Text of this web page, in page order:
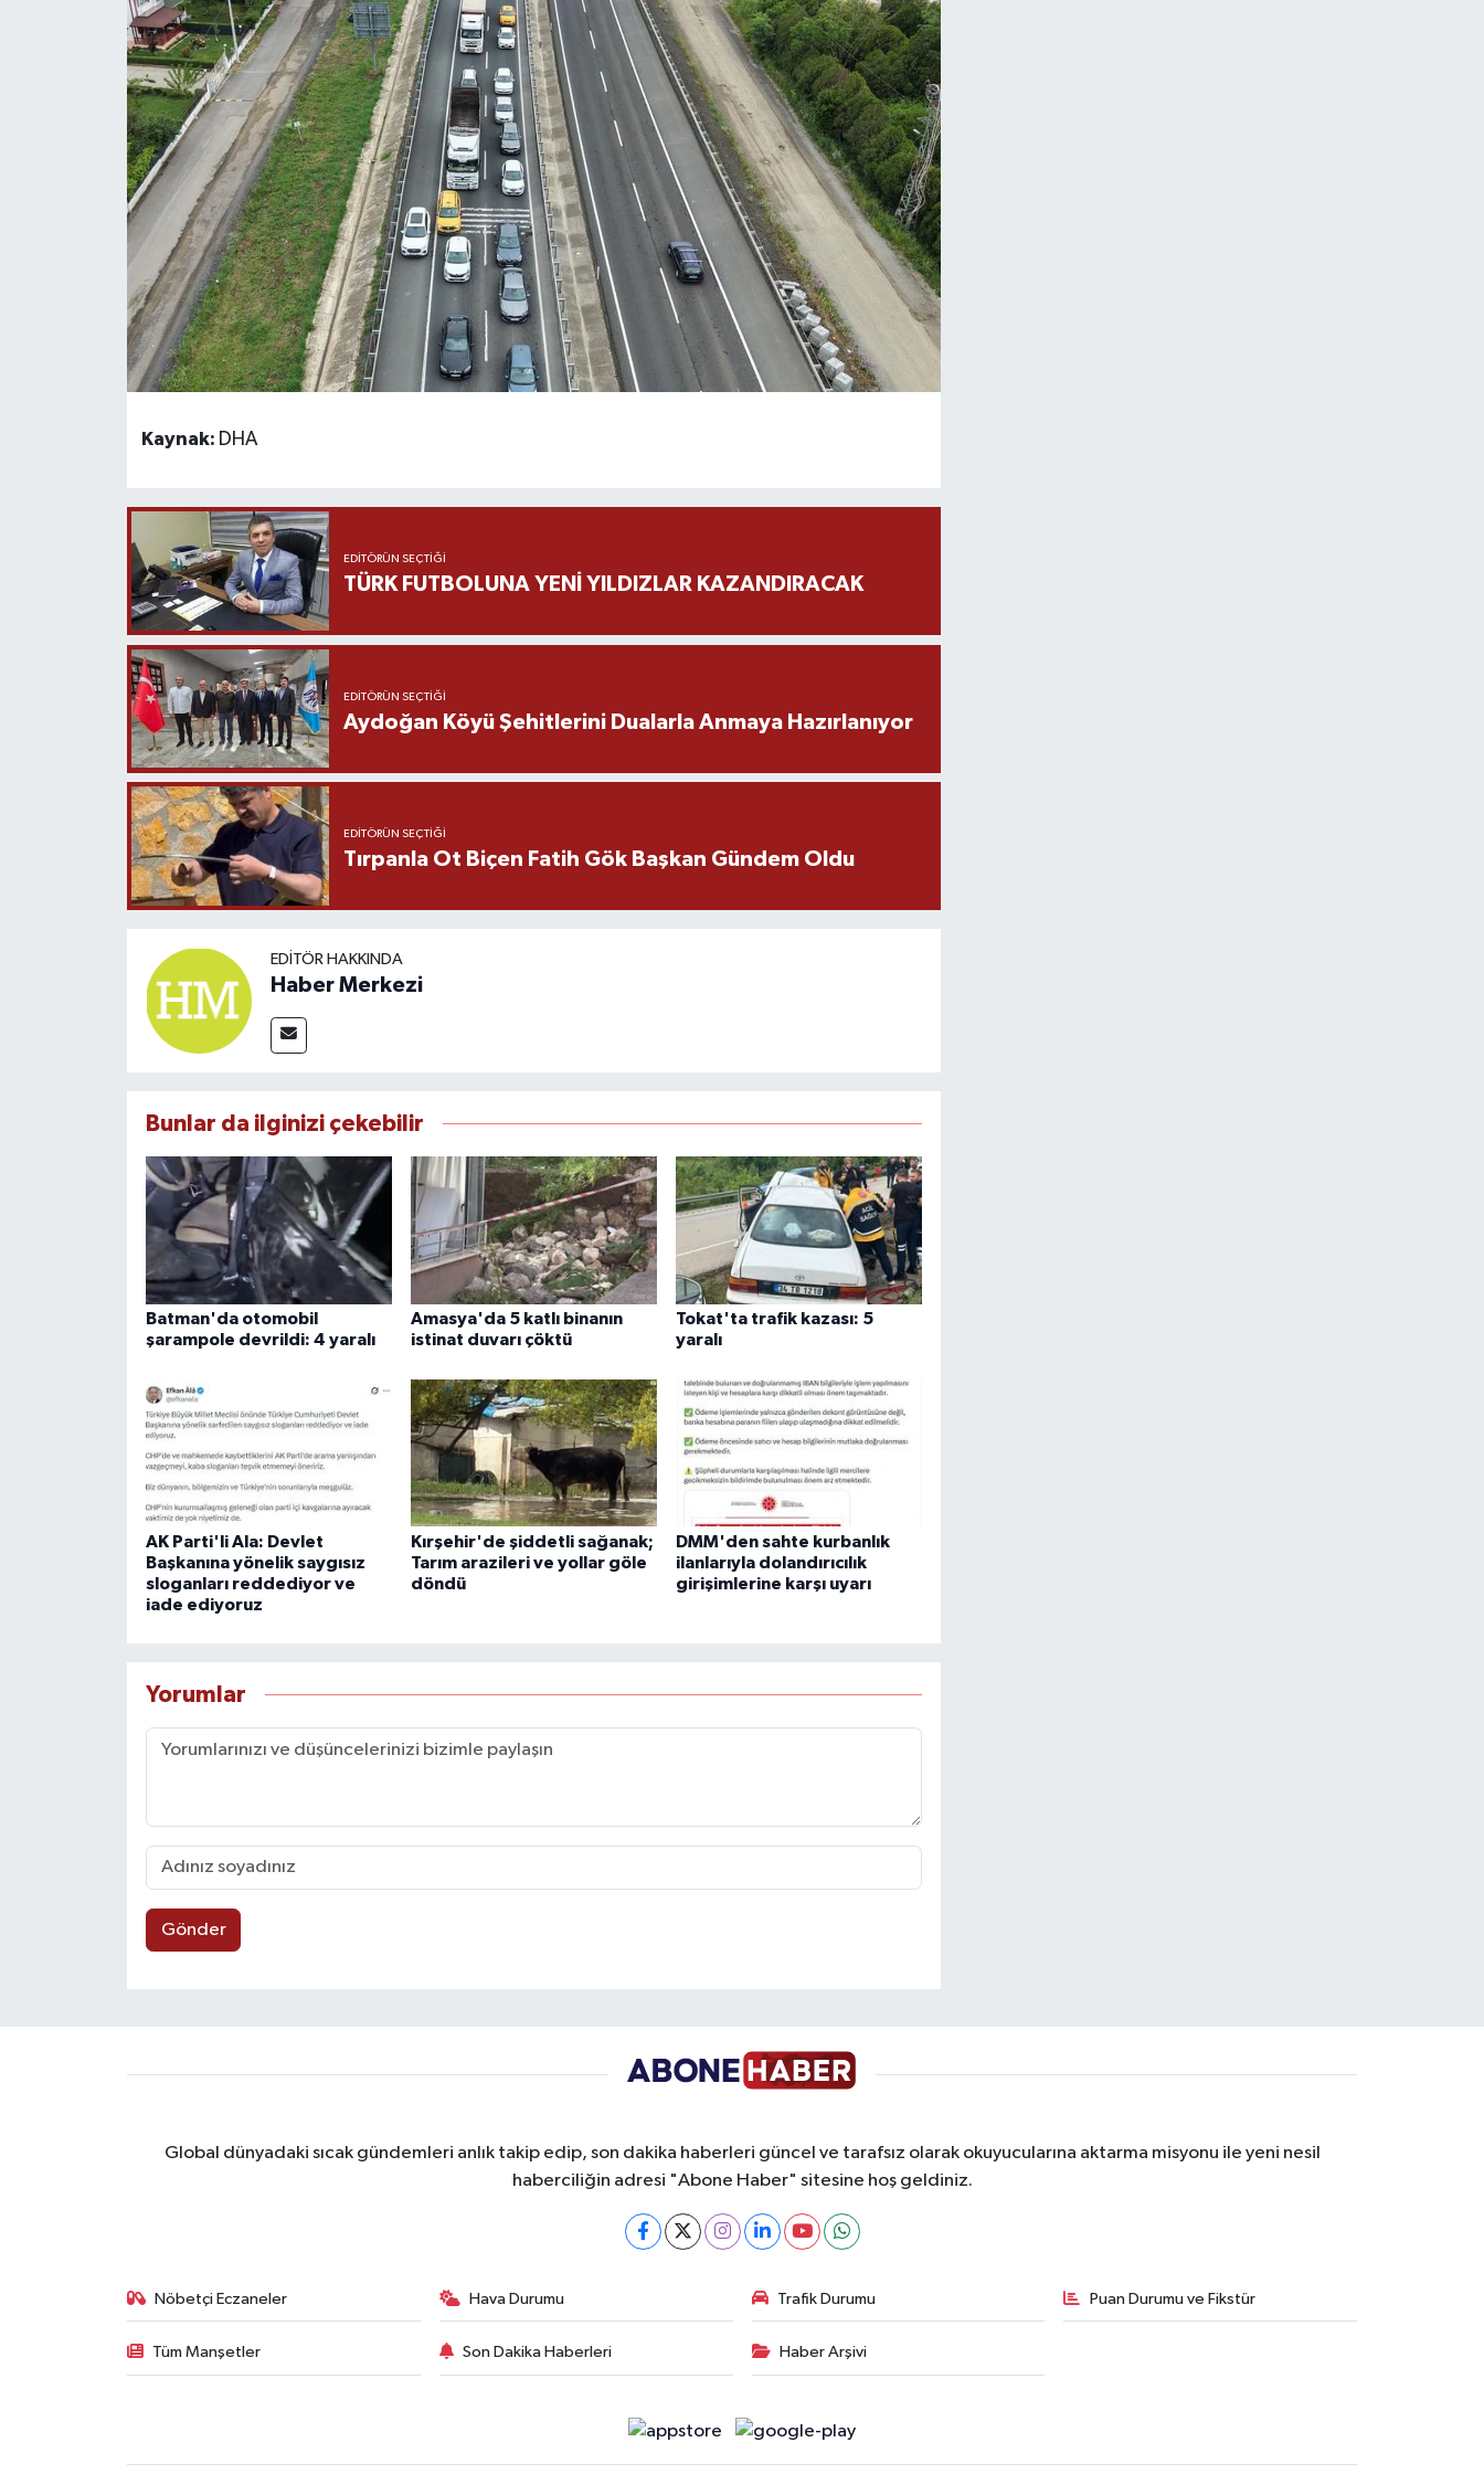
Kaynak: DHA
EDITÖRÜN SEÇTIĞI
TÜRK FUTBOLUNA YENİ YILDIZLAR KAZANDIRACAK
EDITÖRÜN SEÇTIĞI
Aydoğan Köyü Şehitlerini Dualarla Anmaya Hazırlanıyor
EDITÖRÜN SEÇTIĞI
Tırpanla Ot Biçen Fatih Gök Başkan Gündem Oldu
EDITÖR HAKKINDA
Haber Merkezi
Bunlar da ilginizi çekebilir
Batman'da otomobil
şarampole devrildi: 4 yaralı
Amasya'da 5 katlı binanın
istinat duvarı çöktü
Tokat'ta trafik kazası: 5
yaralı
AK Parti'li Ala: Devlet
Başkanına yönelik saygısız
sloganları reddediyor ve
iade ediyoruz
Kırşehir'de şiddetli sağanak;
Tarım arazileri ve yollar göle
döndü
DMM'den sahte kurbanlık
ilanlarıyla dolandırıcılık
girişimlerine karşı uyarı
Yorumlar
Gönder
Global dünyadaki sıcak gündemleri anlık takip edip, son dakika haberleri güncel ve tarafsız olarak okuyucularına aktarma misyonu ile yeni nesil
haberciliğin adresi "Abone Haber" sitesine hoş geldiniz.
Nöbetçi Eczaneler Hava Durumu Trafik Durumu Puan Durumu ve Fikstür
Tüm Manşetler Son Dakika Haberleri Haber Arşivi
Ekonomi
Gündem
Haberde İnsan
Kültür Sanat
Magazin
Politika
AboneHaber Özel